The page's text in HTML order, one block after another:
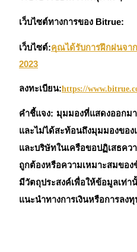
Trade Gold & Silver ·
USDT New User Exclusive
USDT Flexible Staking |
BTC New User Exclusive:
BTC Flexible Staking |
เว็บไซต์ทางการของ Bitrue:
เว็บไซต์:คุณได้รับการฝึกฝนจา
2023
ลงทะเบียน:https://
คำชี้แจง: มุมมองที่แสดงออกม
และไม่ได้สะท้อนถึงมุมมองข
และบริษัทในเครือขอปฏิเสธค
ถูกต้องหรือความเหมาะสมขอ
มีวัตถุประสงค์เพื่อให้ข้อมูลเท่า
แนะนำทางการเงินหรือการลงทุ